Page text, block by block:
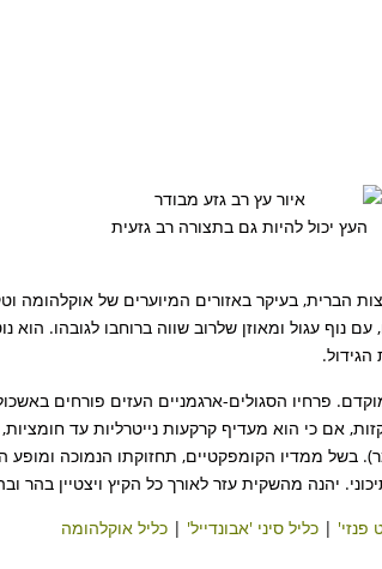
העץ יכול להיות גם בתצורה רב גזעית
לאקלים ים-תיכוני. העץ נמוך יותר מקרובו הים-תיכוני, וגובהו נע בין 4 ל-6 מטרים,
פרחיו הסגולים-ארגמניים העזים פורחים
אם כי הוא מעדיף קרקעות נייטרליות עד
בשל ממדיו הקומפקטיים, תחזוקתו הנמוכה
יהנה מהשקית עזר לאורך כל הקיץ ויצטיין בהר
פנזי' | כליל סיני 'אבונדייל' | כליל אוקלהומה